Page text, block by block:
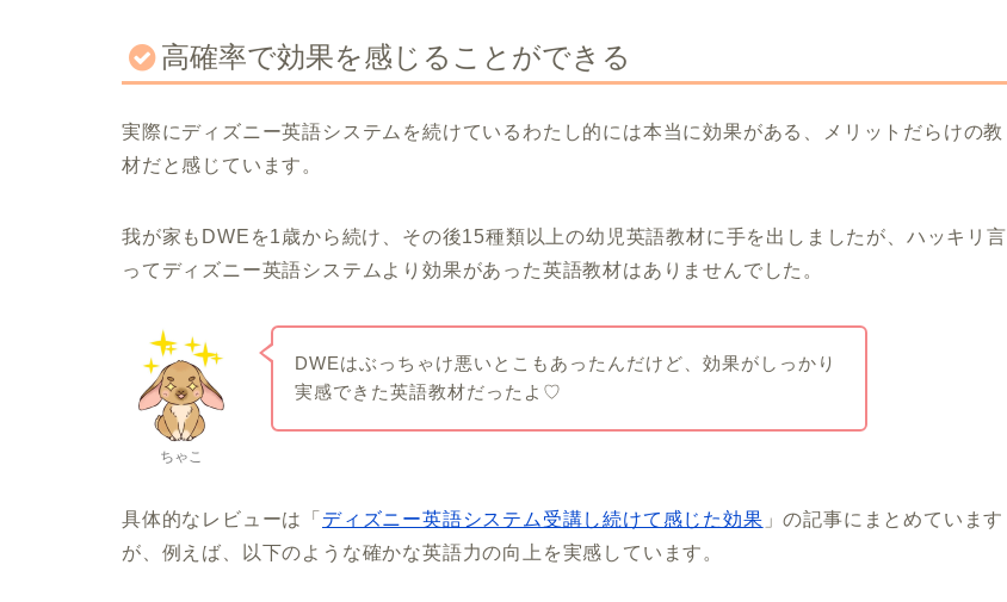
高確率で効果を感じることができる
実際にディズニー英語システムを続けているわたし的には本当に効果がある、メリットだらけの教
材だと感じています。
我が家もDWEを1歳から続け、その後15種類以上の幼児英語教材に手を出しましたが、ハッキリ言
ってディズニー英語システムより効果があった英語教材はありませんでした。
ちゃこ
DWEはぶっちゃけ悪いとこもあったんだけど、効果がしっかり
実感できた英語教材だったよ♡
具体的なレビューは「 ディズニー英語システム受講し続けて感じた効果 」の記事にまとめています
が、例えば、以下のような確かな英語力の向上を実感しています。